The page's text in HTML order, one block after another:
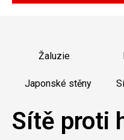
Žaluzie
Japonské stěny
Sítě proti